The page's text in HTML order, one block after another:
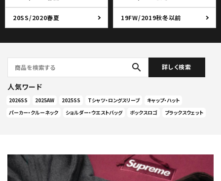
20SS/2020春夏 19FW/2019秋冬以前
search 詳しく検索
人気ワード
2026SS 2025AW 2025SS Tシャツ・ロングスリーブ
キャップ・ハット
パーカー・クルーネック
ショルダー・ウエストバッグ ボックスロゴ ブラックスウェット